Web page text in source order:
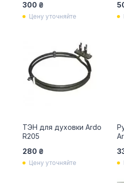
300 ₴
Цену уточняйте
ТЭН для духовки Ardo
R205
280 ₴
Цену уточняйте